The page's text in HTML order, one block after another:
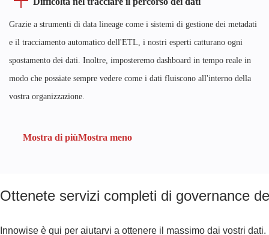
Grazie a strumenti di data lineage come i sistemi di gestione dei metadati
e il tracciamento automatico dell'ETL, i nostri esperti catturano ogni
spostamento dei dati. Inoltre, imposteremo dashboard in tempo reale in
modo che possiate sempre vedere come i dati fluiscono all'interno della
vostra organizzazione.
Mostra di piùMostra meno
Ottenete servizi completi di governance
Innowise è qui per aiutarvi a ottenere il massimo dai vostri dati.